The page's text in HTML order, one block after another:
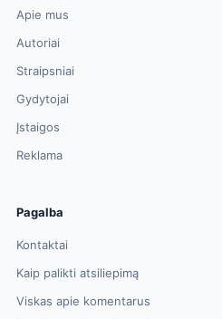
Apie mus
Autoriai
Straipsniai
Gydytojai
Įstaigos
Reklama
Pagalba
Kontaktai
Kaip palikti atsiliepimą
Viskas apie komentarus